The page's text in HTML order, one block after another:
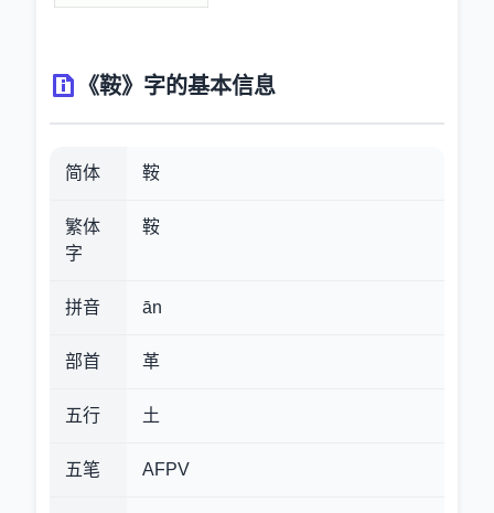
《鞍》字的基本信息
简体 鞍
繁体
字
鞍
拼音 ān
部首 革
五行 土
五笔 AFPV